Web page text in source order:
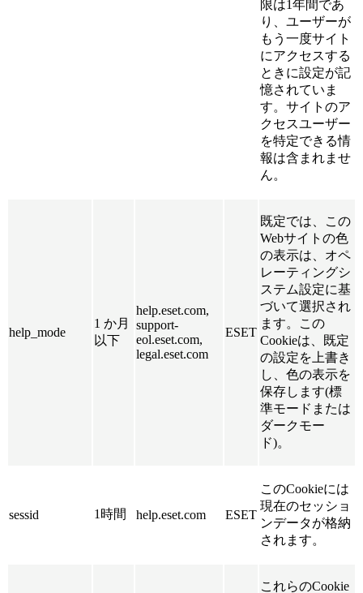
限は1年間であ
り、ユーザーが
もう一度サイト
にアクセスする
ときに設定が記
憶されていま
す。サイトのア
クセスユーザー
を特定できる情
報は含まれませ
ん。
help_mode
1 か月
以下
help.eset.com,
support-
eol.eset.com,
legal.eset.com
ESET
既定では、この
Webサイトの色
の表示は、オペ
レーティングシ
ステム設定に基
づいて選択され
ます。この
Cookieは、既定
の設定を上書き
し、色の表示を
保存します(標
準モードまたは
ダークモー
ド)。
sessid 1時間 help.eset.com ESET
このCookieには
現在のセッショ
ンデータが格納
されます。
これらのCookie